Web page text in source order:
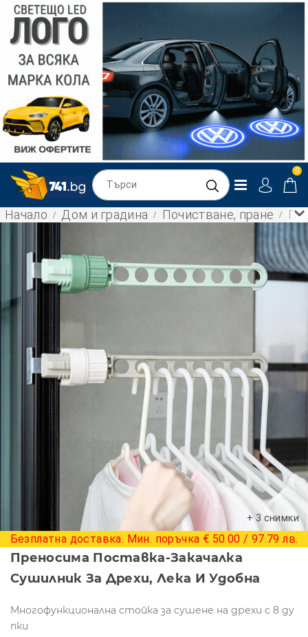
0
Начало Дом и градина Почистване, пране
+ 3 снимки
Безплатна доставка. Мин. поръчка € 50.00 / 97.79 лв.
Преносима Поставка-Закачалка
Сушилник За Дрехи, Лека И Удобна
Многофункционална стойка за сушене на дрехи с 8 ду
пки